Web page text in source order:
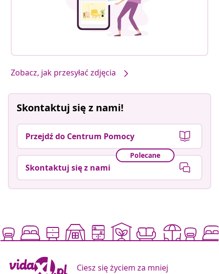
Zobacz, jak przesyłać zdjęcia
Skontaktuj się z nami!
Przejdź do Centrum Pomocy
Polecane
Skontaktuj się z nami
Ciesz się życiem za mniej